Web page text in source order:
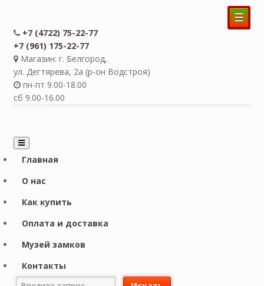
☰
+7 (4722) 75-22-77
+7 (961) 175-22-77
Магазин: г. Белгород,
ул. Дегтярева, 2а (р-он Водстроя)
пн-пт 9.00-18.00
сб 9.00-16.00
Главная
О нас
Как купить
Оплата и доставка
Музей замков
Контакты